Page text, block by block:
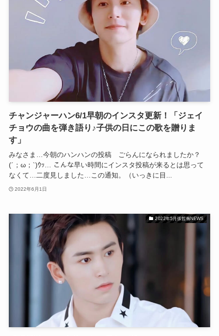
チャンジャーハン6/1早朝のインスタ更新！「ジェイ
チョウの曲を弾き語り♪子供の日にこの歌を贈りま
す」
みなさま…今朝のハンハンの投稿 ごらんになられましたか？
(´；ω；`)ｳｯ… こんな早い時間にインスタ投稿が来るとは思って
なくて…二度見しました…この通知。（いっきに目...
2022年6月1日
2022年5月張哲瀚NEWS